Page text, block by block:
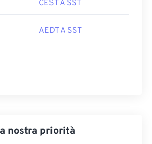
CEST A SST
AEDT A SST
nostra priorità